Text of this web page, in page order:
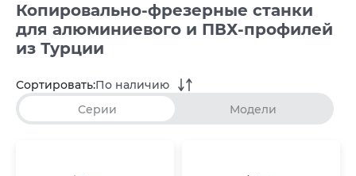
Копировально-фрезерные станки
для алюминиевого и ПВХ-профилей
из Турции
Серии Модели
Сортировать:По наличию